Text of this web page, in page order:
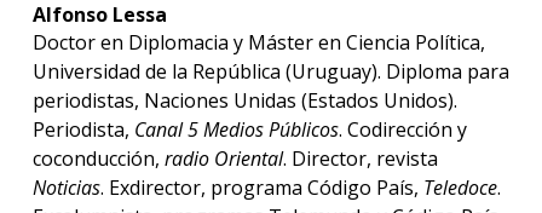
Alfonso Lessa
Doctor en Diplomacia y Máster en Ciencia Política,
Universidad de la República (Uruguay). Diploma para
periodistas, Naciones Unidas (Estados Unidos).
Periodista, Canal 5 Medios Públicos. Codirección y
coconducción, radio Oriental. Director, revista
Noticias. Exdirector, programa Código País, Teledoce.